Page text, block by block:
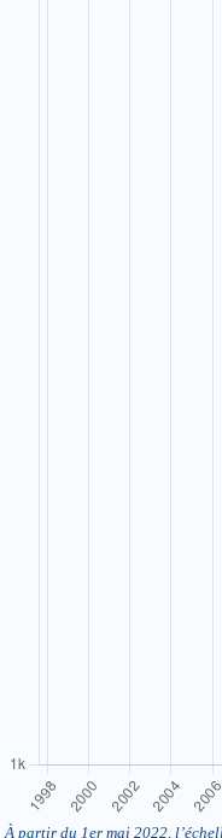
À partir du 1er mai 2022,